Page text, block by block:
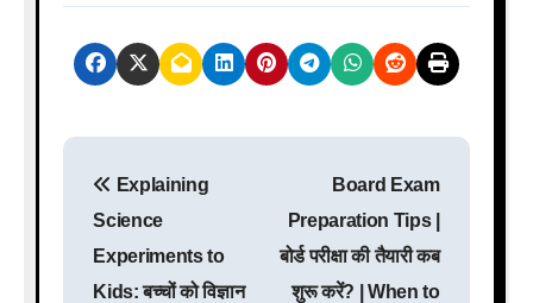
Explaining
Science
Experiments to
Kids: बच्चों को विज्ञान
Board Exam
Preparation Tips |
बोर्ड परीक्षा की तैयारी कब
शुरू करें? | When to